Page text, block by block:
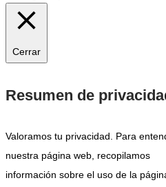
Cerrar
Resumen de
Valoramos tu privacidad. Para
nuestra página web, recopilamos
información sobre el uso de la